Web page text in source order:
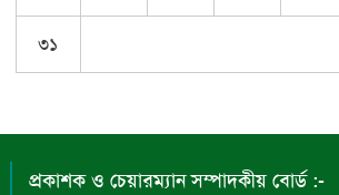
৩১
প্রকাশক ও চেয়ারম্যান সম্পাদকীয় বোর্ড :-